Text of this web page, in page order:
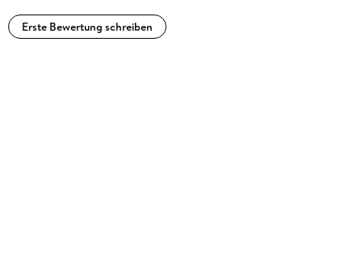
Erste Bewertung schreiben